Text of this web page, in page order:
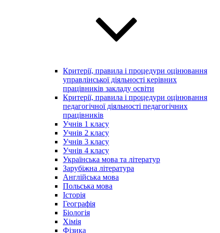
Критерії, правила і процедури оцінювання
управлінської діяльності керівних
працівників закладу освіти
Критерії, правила і процедури оцінювання
педагогічної діяльності педагогічних
працівників
Учнів 1 класу
Учнів 2 класу
Учнів 3 класу
Учнів 4 класу
Українська мова та літератур
Зарубіжна література
Англійська мова
Польська мова
Історія
Географія
Біологія
Хімія
Фізика